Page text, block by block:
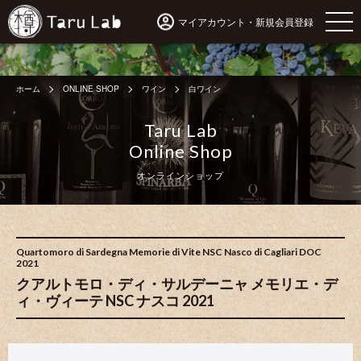
マイアカウント・新規会員登録
ホーム ONLINE SHOP ワイン 白ワイン
Taru Lab
Online Shop
オンラインショップ
Quartomoro di Sardegna Memorie di Vite NSC Nasco di Cagliari DOC
2021
クアルトモロ・ディ・サルデーニャ メモリエ・デ
ィ・ヴィーテ NSC ナスコ 2021